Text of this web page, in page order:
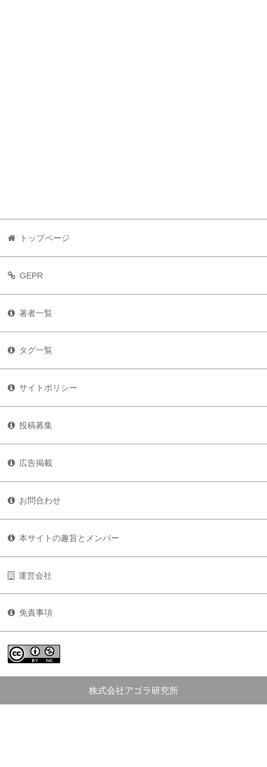
トップページ
GEPR
著者一覧
タグ一覧
サイトポリシー
投稿募集
広告掲載
お問合わせ
本サイトの趣旨とメンバー
運営会社
免責事項
株式会社アゴラ研究所